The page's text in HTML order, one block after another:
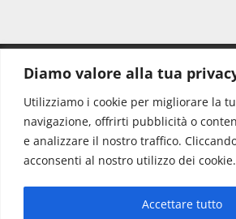
Diamo valore alla tua
Utilizziamo i cookie per migliorare la
navigazione, offrirti pubblicità o
e analizzare il nostro traffico.
acconsenti al nostro utilizzo dei cookie.
Accettare tutto
Redazione:
Direttore:
Info & Commerciale: